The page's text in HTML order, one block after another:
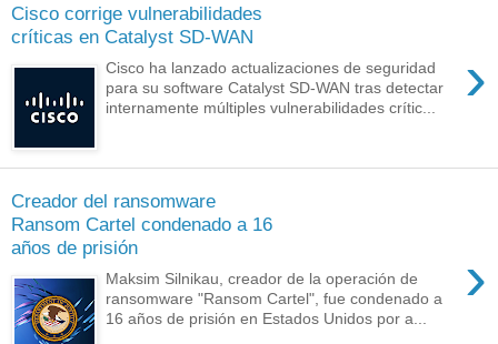
Cisco corrige vulnerabilidades
críticas en Catalyst SD-WAN
›
Cisco ha lanzado actualizaciones de seguridad
para su software Catalyst SD-WAN tras detectar
internamente múltiples vulnerabilidades crític...
Creador del ransomware
Ransom Cartel condenado a 16
años de prisión
›
Maksim Silnikau, creador de la operación de
ransomware "Ransom Cartel", fue condenado a
16 años de prisión en Estados Unidos por a...